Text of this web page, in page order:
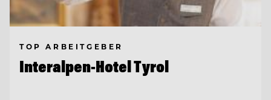
TOP ARBEITGEBER
Interalpen-Hotel Tyrol